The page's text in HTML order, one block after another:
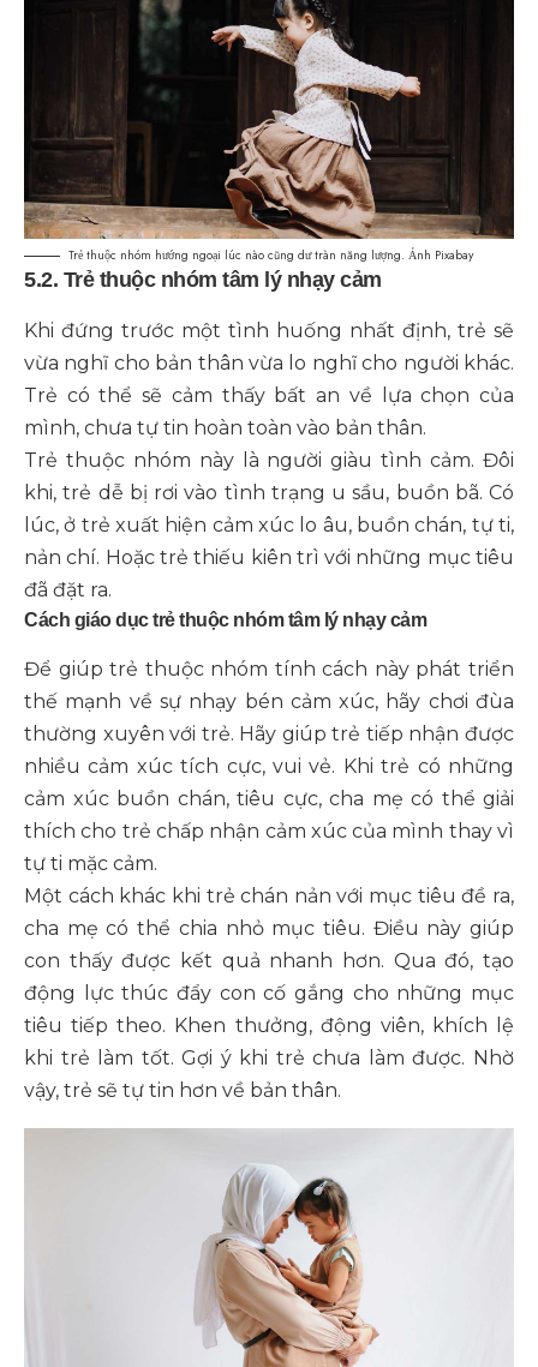
Trẻ thuộc nhóm hướng ngoại lúc nào cũng dư tràn năng lượng. Ảnh Pixabay
5.2. Trẻ thuộc nhóm tâm lý nhạy cảm
Khi đứng trước một tình huống nhất định, trẻ sẽ
vừa nghĩ cho bản thân vừa lo nghĩ cho người khác.
Trẻ có thể sẽ cảm thấy bất an về lựa chọn của
mình, chưa tự tin hoàn toàn vào bản thân.
Trẻ thuộc nhóm này là người giàu tình cảm. Đôi
khi, trẻ dễ bị rơi vào tình trạng u sầu, buồn bã. Có
lúc, ở trẻ xuất hiện cảm xúc lo âu, buồn chán, tự ti,
nản chí. Hoặc trẻ thiếu kiên trì với những mục tiêu
đã đặt ra.
Cách giáo dục trẻ thuộc nhóm tâm lý nhạy cảm
Để giúp trẻ thuộc nhóm tính cách này phát triển
thế mạnh về sự nhạy bén cảm xúc, hãy chơi đùa
thường xuyên với trẻ. Hãy giúp trẻ tiếp nhận được
nhiều cảm xúc tích cực, vui vẻ. Khi trẻ có những
cảm xúc buồn chán, tiêu cực, cha mẹ có thể giải
thích cho trẻ chấp nhận cảm xúc của mình thay vì
tự ti mặc cảm.
Một cách khác khi trẻ chán nản với mục tiêu đề ra,
cha mẹ có thể chia nhỏ mục tiêu. Điều này giúp
con thấy được kết quả nhanh hơn. Qua đó, tạo
động lực thúc đẩy con cố gắng cho những mục
tiêu tiếp theo. Khen thưởng, động viên, khích lệ
khi trẻ làm tốt. Gợi ý khi trẻ chưa làm được. Nhờ
vậy, trẻ sẽ tự tin hơn về bản thân.